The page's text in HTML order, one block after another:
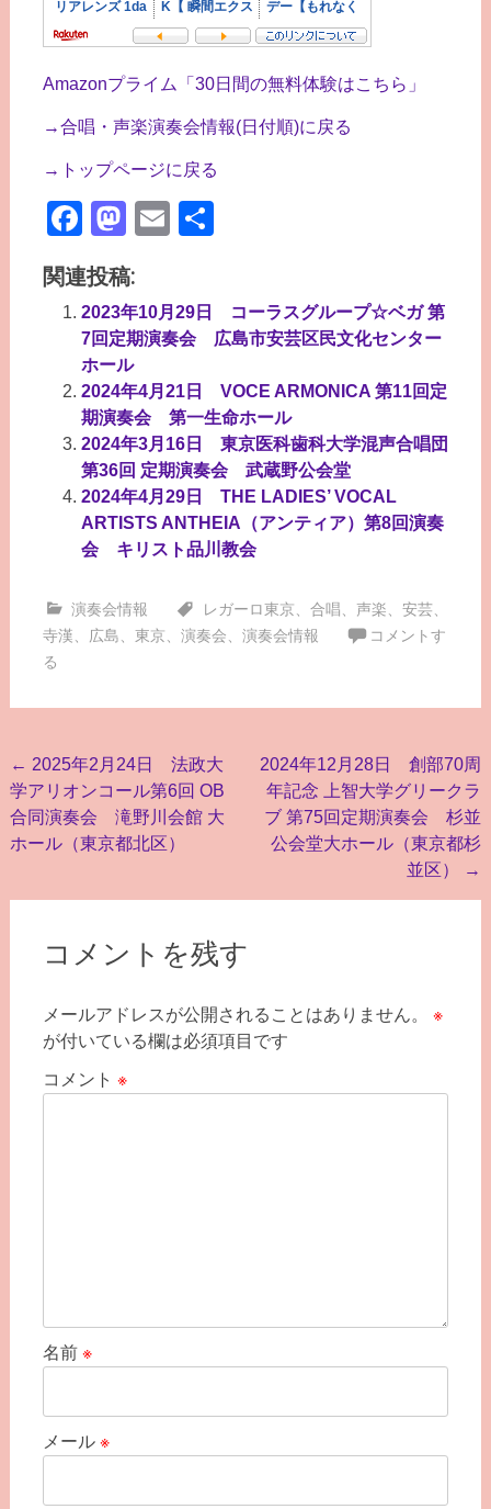
Amazonプライム「30日間の無料体験はこちら」
→合唱・声楽演奏会情報(日付順)に戻る
→トップページに戻る
Facebook
Mastodon
Email
関連投稿:
2023年10月29日 コーラスグループ☆ベガ 第
7回定期演奏会 広島市安芸区民文化センター
ホール
2024年4月21日 VOCE ARMONICA 第11回定
期演奏会 第一生命ホール
2024年3月16日 東京医科歯科大学混声合唱団
第36回 定期演奏会 武蔵野公会堂
2024年4月29日 THE LADIES’ VOCAL
ARTISTS ANTHEIA（アンティア）第8回演奏
会 キリスト品川教会
演奏会情報 レガーロ東京 合唱 声楽 安芸、
寺漢
広島 東京 演奏会 演奏会情報
コメントす
る
投
稿
ナ
ゲ
← 2025年2月24日 法政大
学アリオンコール第6回 OB
合同演奏会 滝野川会館 大
ホール（東京都北区）
2024年12月28日 創部70周
年記念 上智大学グリークラ
ブ 第75回定期演奏会 杉並
公会堂大ホール（東京都杉
並区）
→
コメントを残す
メールアドレスが公開されることはありません。
※
が付いている欄は必須項目です
コメント ※
名前 ※
メール ※